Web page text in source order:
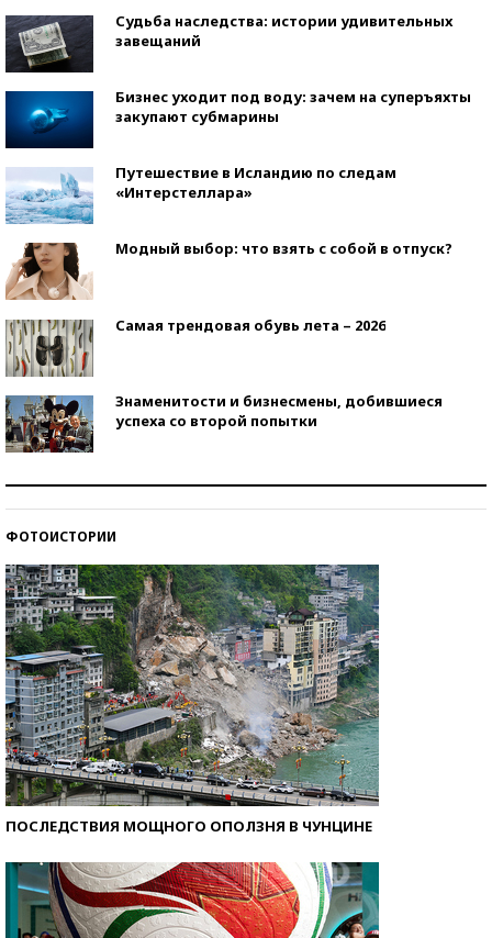
Судьба наследства: истории удивительных
завещаний
Бизнес уходит под воду: зачем на суперъяхты
закупают субмарины
Путешествие в Исландию по следам
«Интерстеллара»
Модный выбор: что взять с собой в отпуск?
Самая трендовая обувь лета – 2026
Знаменитости и бизнесмены, добившиеся
успеха со второй попытки
ФОТОИСТОРИИ
ПОСЛЕДСТВИЯ МОЩНОГО ОПОЛЗНЯ В ЧУНЦИНЕ